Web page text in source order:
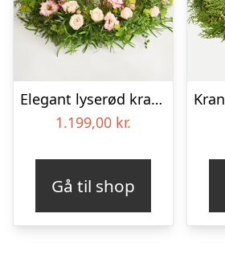
Elegant lyserød krans
1.199,00 kr.
Gå til shop